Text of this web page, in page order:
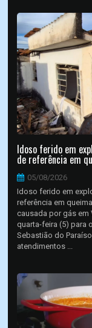
Idoso ferido em
de referência em
05/08/2026
Idoso ferido em
referência em
causada por gás em
quarta-feira (5) para
Sebastião do
atendimentos ...